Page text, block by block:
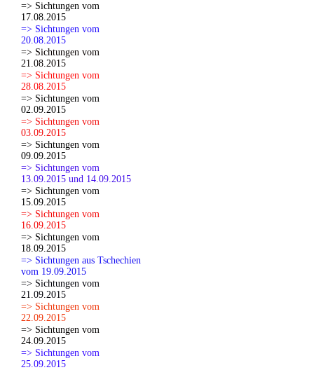
=> Sichtungen vom
17.08.2015
=> Sichtungen vom
20.08.2015
=> Sichtungen vom
21.08.2015
=> Sichtungen vom
28.08.2015
=> Sichtungen vom
02.09.2015
=> Sichtungen vom
03.09.2015
=> Sichtungen vom
09.09.2015
=> Sichtungen vom
13.09.2015 und 14.09.2015
=> Sichtungen vom
15.09.2015
=> Sichtungen vom
16.09.2015
=> Sichtungen vom
18.09.2015
=> Sichtungen aus Tschechien
vom 19.09.2015
=> Sichtungen vom
21.09.2015
=> Sichtungen vom
22.09.2015
=> Sichtungen vom
24.09.2015
=> Sichtungen vom
25.09.2015